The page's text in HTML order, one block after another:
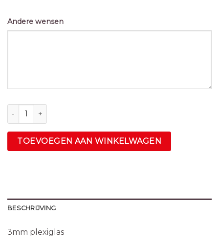
Andere wensen
Tag aantal
TOEVOEGEN AAN WINKELWAGEN
BESCHRIJVING
3mm plexiglas